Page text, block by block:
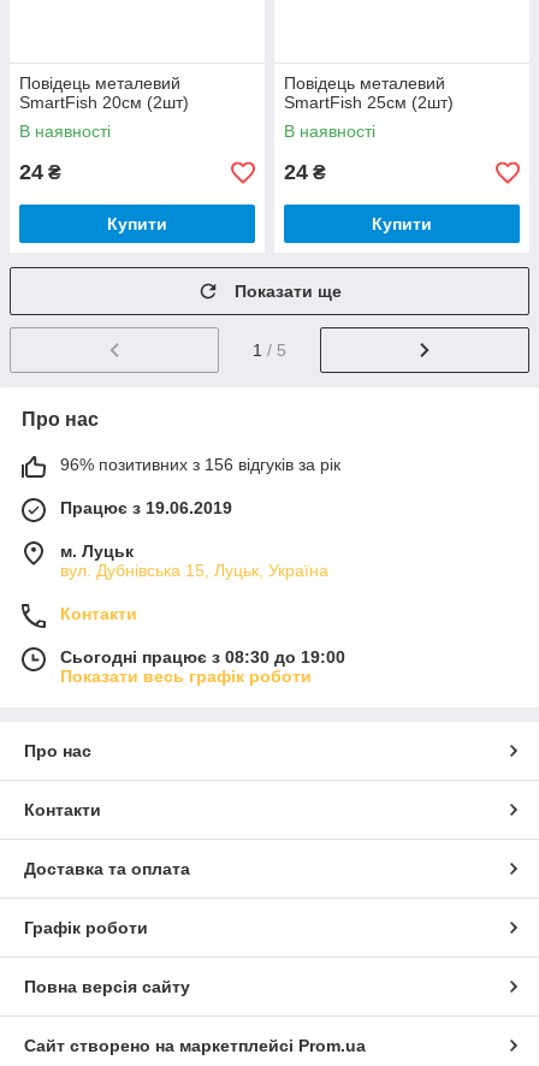
Повідець металевий
SmartFish 20см (2шт)
В наявності
24 ₴
Купити
Повідець металевий
SmartFish 25см (2шт)
В наявності
24 ₴
Купити
Показати ще
1 / 5
Про нас
96% позитивних з 156 відгуків за рік
Працює з 19.06.2019
м. Луцьк
вул. Дубнівська 15, Луцьк, Україна
Контакти
Сьогодні працює з 08:30 до 19:00
Показати весь графік роботи
Про нас
Контакти
Доставка та оплата
Графік роботи
Повна версія сайту
Сайт створено на маркетплейсі Prom.ua